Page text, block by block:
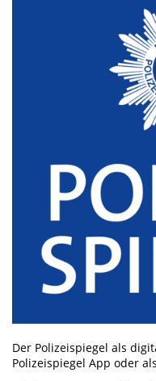
Der Polizeispiegel als
Polizeispiegel App oder